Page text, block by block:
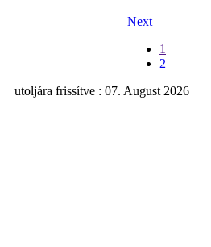
Next
1
2
utoljára frissítve : 07. August 2026